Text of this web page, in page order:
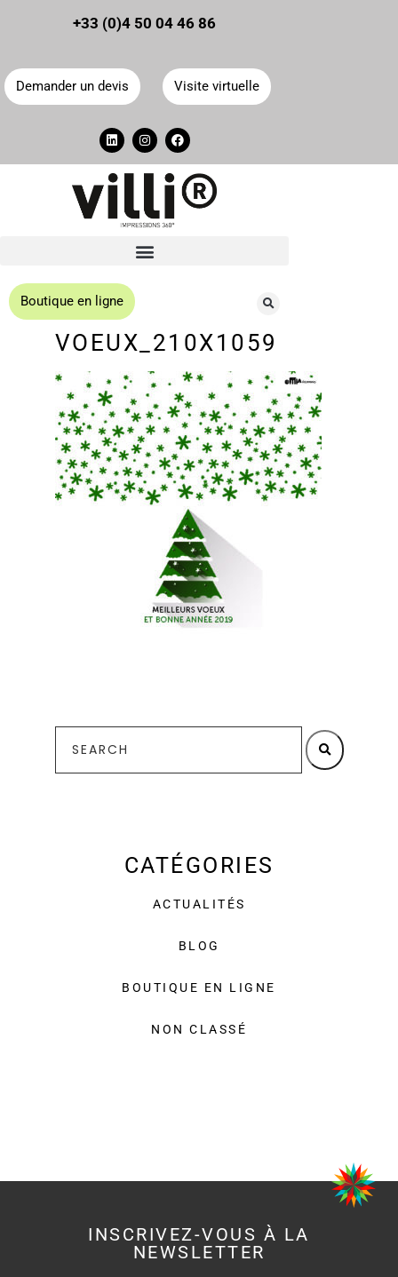
Panneau de gestion des cookies
+33 (0)4 50 04 46 86
Demander un devis Visite virtuelle
Boutique en ligne
VOEUX_210X1059
CATÉGORIES
ACTUALITÉS
BLOG
BOUTIQUE EN LIGNE
NON CLASSÉ
INSCRIVEZ-VOUS À LA
NEWSLETTER